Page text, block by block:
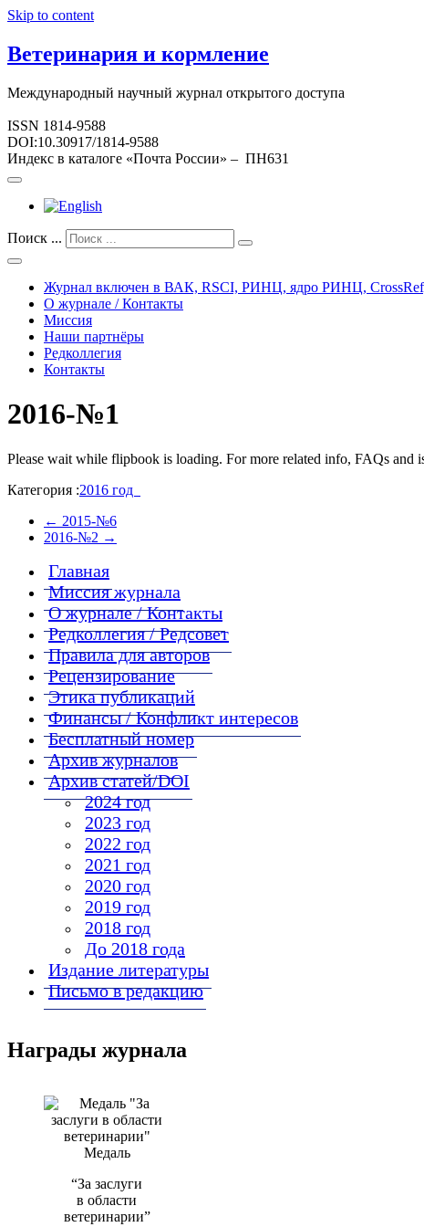
Skip to content
Ветеринария и кормление
Международный научный журнал открытого доступа
ISSN 1814-9588
DOI:10.30917/1814-9588
Индекс в каталоге «Почта России» – ПН631
Поиск ...
Журнал включен в ВАК, RSCI, РИНЦ, ядро РИНЦ,
О журнале / Контакты
Миссия
Наши партнёры
Редколлегия
Контакты
2016-№1
Please wait while flipbook is loading. For more related info, FAQs and
Категория :2016 год
← 2015-№6
2016-№2 →
Главная
Миссия журнала
О журнале / Контакты
Редколлегия / Редсовет
Правила для авторов
Рецензирование
Этика публикаций
Финансы / Конфликт интересов
Бесплатный номер
Архив журналов
Архив статей/DOI
2024 год
2023 год
2022 год
2021 год
2020 год
2019 год
2018 год
До 2018 года
Издание литературы
Письмо в редакцию
Награды журнала
Медаль
“За заслуги
в области
ветеринарии”